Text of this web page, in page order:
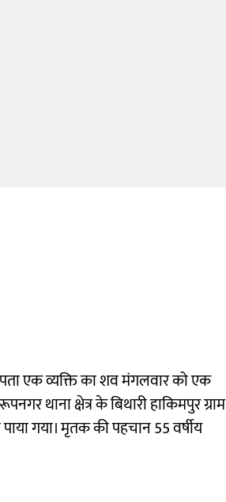
एक व्यक्ति का शव मंगलवार को एक
थाना क्षेत्र के बिथारी हाकिमपुर ग्राम
गया। मृतक की पहचान 55 वर्षीय